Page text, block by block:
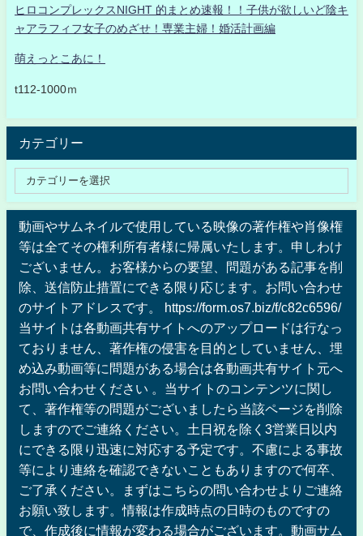
ヒロコンプレックスNIGHT 的まとめ速報！！子供が欲しいど陰キ
ャアラフィフ女子のめざせ！専業主婦！婚活計画編
萌えっとこあに！
t112-1000ｍ
カテゴリー
動画やサムネイルで使用している映像の著作権や肖像権
等は全てその権利所有者様に帰属いたします。申しわけ
ございません。お客様からの要望、問題がある記事を削
除、送信防止措置にできる限り応じます。お問い合わせ
のサイトアドレスです。 https://form.os7.biz/f/c82c6596/
当サイトは各動画共有サイトへのアップロードは行なっ
ておりません、著作権の侵害を目的としていません、埋
め込み動画等に問題がある場合は各動画共有サイト元へ
お問い合わせください 。当サイトのコンテンツに関し
て、著作権等の問題がございましたら当該ページを削除
しますのでご連絡ください。土日祝を除く3営業日以内
にできる限り迅速に対応する予定です。不慮による事故
等により連絡を確認できないこともありますので何卒、
ご了承ください。まずはこちらの問い合わせよりご連絡
お願い致します。情報は作成時点の日時のものですの
で、作成後に情報が変わる場合がございます。動画サム